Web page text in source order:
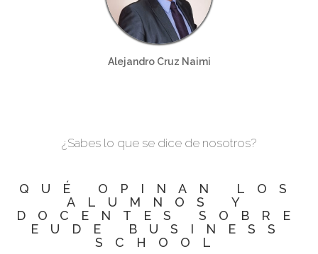
Alejandro Cruz Naimi
¿Sabes lo que se dice de nosotros?
QUÉ OPINAN LOS
ALUMNOS Y
DOCENTES SOBRE
EUDE BUSINESS
SCHOOL